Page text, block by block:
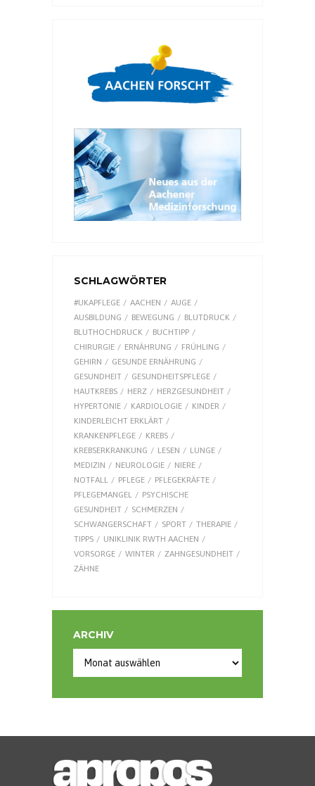
SCHLAGWÖRTER
#UKAPFLEGE AACHEN
AUGE
AUSBILDUNG
BEWEGUNG
BLUTDRUCK
BLUTHOCHDRUCK
BUCHTIPP
CHIRURGIE
ERNÄHRUNG
FRÜHLING
GEHIRN
GESUNDE ERNÄHRUNG
GESUNDHEIT
GESUNDHEITSPFLEGE
HAUTKREBS
HERZ
HERZGESUNDHEIT
HYPERTONIE
KARDIOLOGIE
KINDER
KINDERLEICHT ERKLÄRT
KRANKENPFLEGE
KREBS
KREBSERKRANKUNG
LESEN
LUNGE
MEDIZIN
NEUROLOGIE
NIERE
NOTFALL
PFLEGE
PFLEGEKRÄFTE
PFLEGEMANGEL
PSYCHISCHE
GESUNDHEIT
SCHMERZEN
SCHWANGERSCHAFT
SPORT
THERAPIE
TIPPS
UNIKLINIK RWTH AACHEN
VORSORGE
WINTER
ZAHNGESUNDHEIT
ZÄHNE
ARCHIV